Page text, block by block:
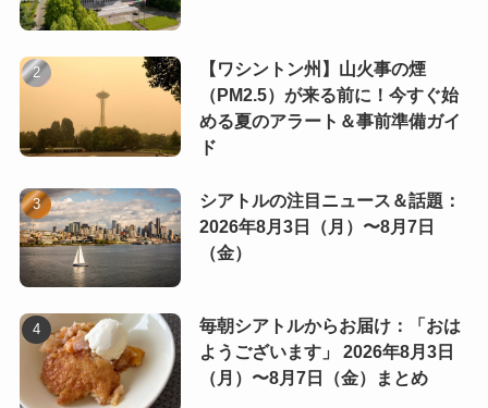
【ワシントン州】山火事の煙
（PM2.5）が来る前に！今すぐ始
める夏のアラート＆事前準備ガイ
ド
シアトルの注目ニュース＆話題：
2026年8月3日（月）〜8月7日
（金）
毎朝シアトルからお届け：「おは
ようございます」 2026年8月3日
（月）〜8月7日（金）まとめ